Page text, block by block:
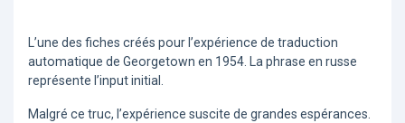
L’une des fiches créés pour l’expérience de traduction
automatique de Georgetown en 1954. La phrase en russe
représente l’input initial.
Malgré ce truc, l’expérience suscite de grandes espérances.